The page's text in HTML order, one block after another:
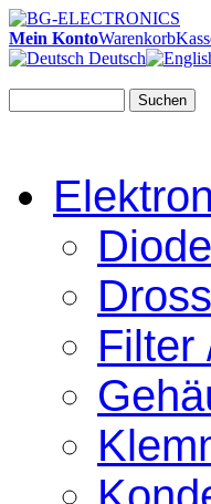
Mein KontoWarenkorb
Deutsch
Suchen
Filter